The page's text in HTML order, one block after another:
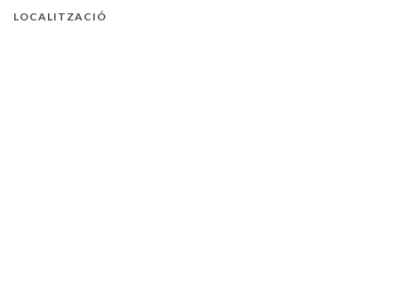
LOCALITZACIÓ